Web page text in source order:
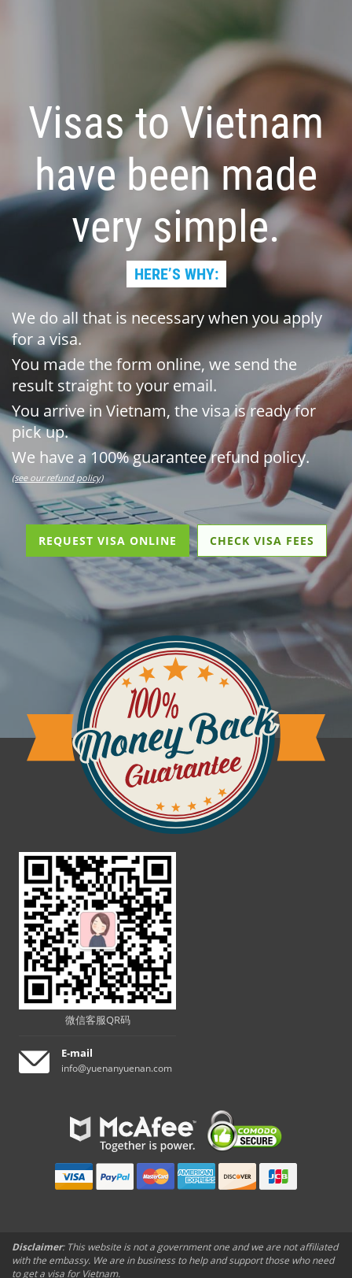
Visas to Vietnam
have been made
very simple.
HERE’S WHY:
We do all that is necessary when you apply
for a visa.
You made the form online, we send the
result straight to your email.
You arrive in Vietnam, the visa is ready for
pick up.
We have a 100% guarantee refund policy.
(see our refund policy)
REQUEST VISA ONLINE CHECK VISA FEES
微信客服QR码
E-mail
info@yuenanyuenan.com
Disclaimer: This website is not a government one and we are not affiliated
with the embassy. We are in business to help and support those who need
to get a visa for Vietnam.